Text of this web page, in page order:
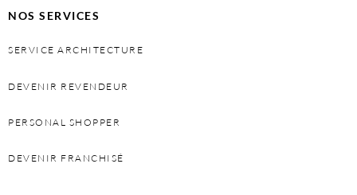
NOS SERVICES
SERVICE ARCHITECTURE
DEVENIR REVENDEUR
PERSONAL SHOPPER
DEVENIR FRANCHISÉ